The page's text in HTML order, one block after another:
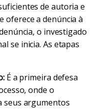
de autoria e
oferece a denúncia à
o investigado
se inicia. As etapas
É a primeira defesa
onde o
seus argumentos